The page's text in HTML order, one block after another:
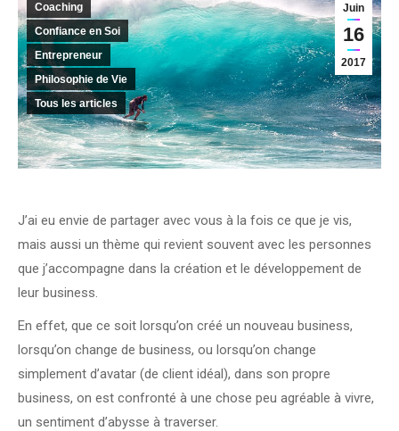
Juin
16
2017
Coaching
Confiance en Soi
Entrepreneur
Philosophie de Vie
Tous les articles
J’ai eu envie de partager avec vous à la fois ce que je vis,
mais aussi un thème qui revient souvent avec les personnes
que j’accompagne dans la création et le développement de
leur business.
En effet, que ce soit lorsqu’on créé un nouveau business,
lorsqu’on change de business, ou lorsqu’on change
simplement d’avatar (de client idéal), dans son propre
business, on est confronté à une chose peu agréable à vivre,
un sentiment d’abysse à traverser.